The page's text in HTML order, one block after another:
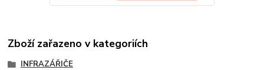
Zboží zařazeno v kategoriích
INFRAZÁŘIČE